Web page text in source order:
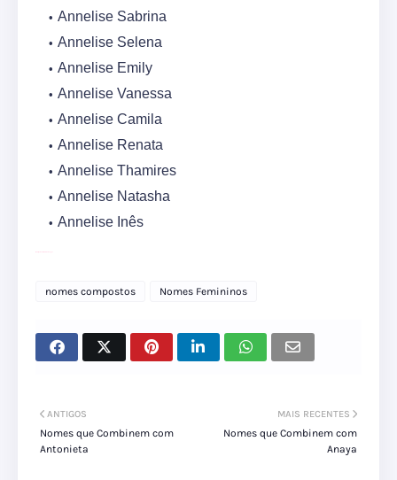
Annelise Sabrina
Annelise Selena
Annelise Emily
Annelise Vanessa
Annelise Camila
Annelise Renata
Annelise Thamires
Annelise Natasha
Annelise Inês
nomes compostos Nomes Femininos
MAIS RECENTES
Nomes que Combinem com
Anaya
ANTIGOS
Nomes que Combinem com
Antonieta